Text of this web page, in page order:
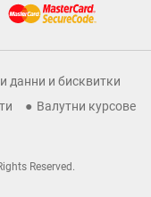
данни и бисквитки
Валутни курсове
Reserved.